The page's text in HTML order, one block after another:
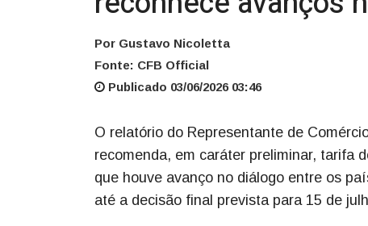
Por Gustavo Nicoletta
Fonte: CFB Official
Publicado 03/06/2026 03:46
O relatório do Representante de
recomenda, em caráter preliminar, tarifa
que houve avanço no diálogo entre os
até a decisão final prevista para 15 de